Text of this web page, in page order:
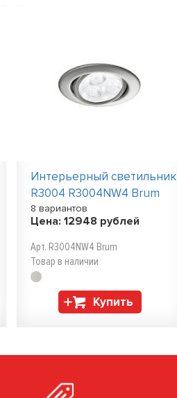
Интерьерный светильник
R3004 R3004NW4 Brum
8 вариантов
Цена: 12948 рублей
Арт. R3004NW4 Brum
Товар в наличии
Купить